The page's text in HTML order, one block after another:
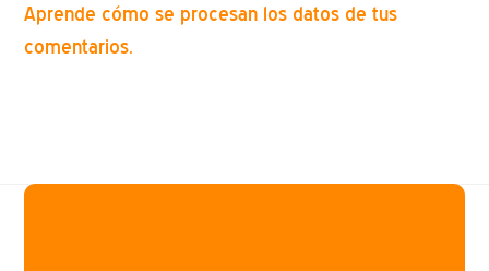
Aprende cómo se procesan los datos de tus
comentarios.